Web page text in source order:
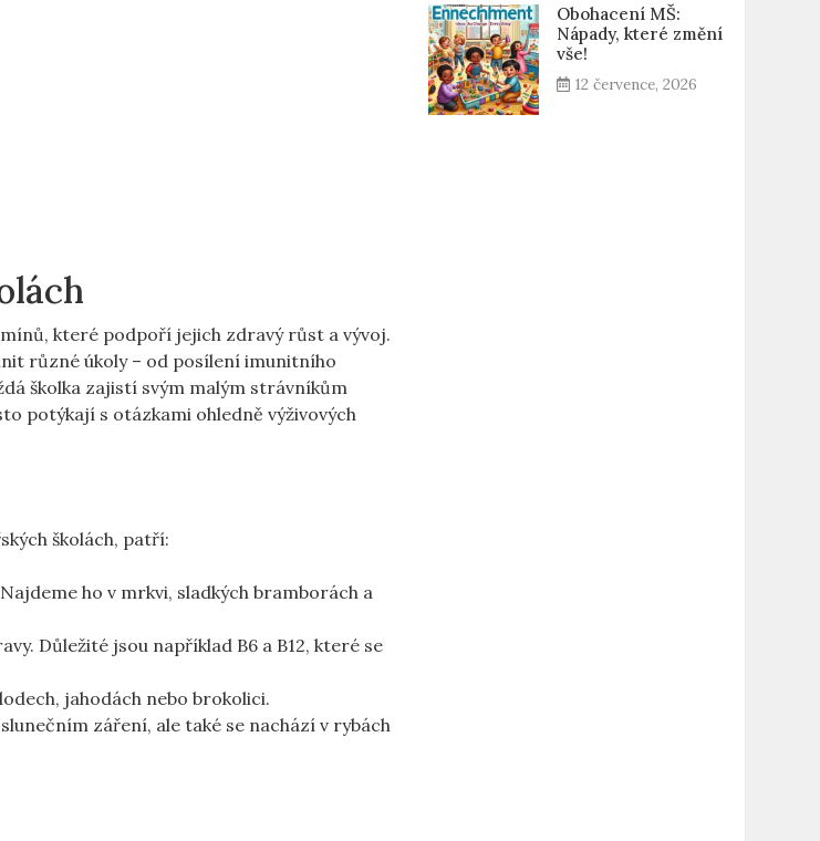
které podpoří jejich zdravý růst a vývoj.
různé úkoly – od posílení imunitního
školka zajistí svým malým strávníkům
potýkají s otázkami ohledně výživových
školách, patří:
ho v mrkvi, sladkých bramborách a
Důležité jsou například B6 a B12, které se
jahodách nebo brokolici.
záření, ale také se nachází v rybách
Obohacení MŠ:
Nápady, které změní
vše!
12 července, 2026